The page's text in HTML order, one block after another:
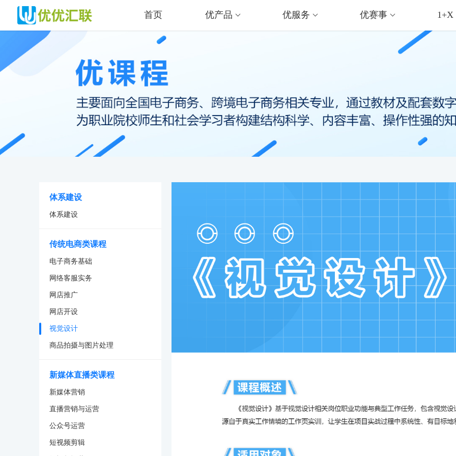
首页 优产品 优服务 优赛事 1+X
体系建设
体系建设
传统电商类课程
电子商务基础
网络客服实务
网店推广
网店开设
视觉设计
商品拍摄与图片处理
新媒体直播类课程
新媒体营销
直播营销与运营
公众号运营
短视频剪辑